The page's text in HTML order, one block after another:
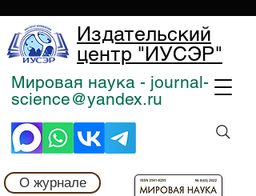
Издательский
центр "ИУСЭР"
Мировая наука - journal-
science@yandex.ru
О журнале